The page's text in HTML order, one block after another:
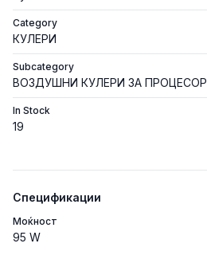
Category
КУЛЕРИ
Subcategory
ВОЗДУШНИ КУЛЕРИ ЗА ПРОЦЕСОР
In Stock
19
Спецификации
Моќност
95 W